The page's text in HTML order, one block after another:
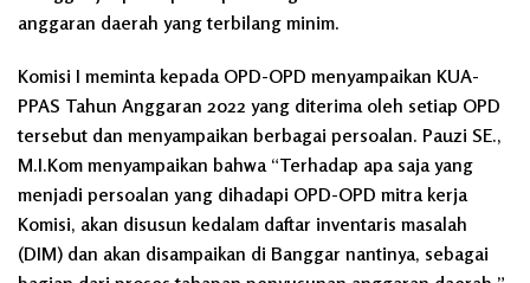
anggaran daerah yang terbilang minim.
Komisi I meminta kepada OPD-OPD menyampaikan KUA-
PPAS Tahun Anggaran 2022 yang diterima oleh setiap OPD
tersebut dan menyampaikan berbagai persoalan. Pauzi SE.,
M.I.Kom menyampaikan bahwa “Terhadap apa saja yang
menjadi persoalan yang dihadapi OPD-OPD mitra kerja
Komisi, akan disusun kedalam daftar inventaris masalah
(DIM) dan akan disampaikan di Banggar nantinya, sebagai